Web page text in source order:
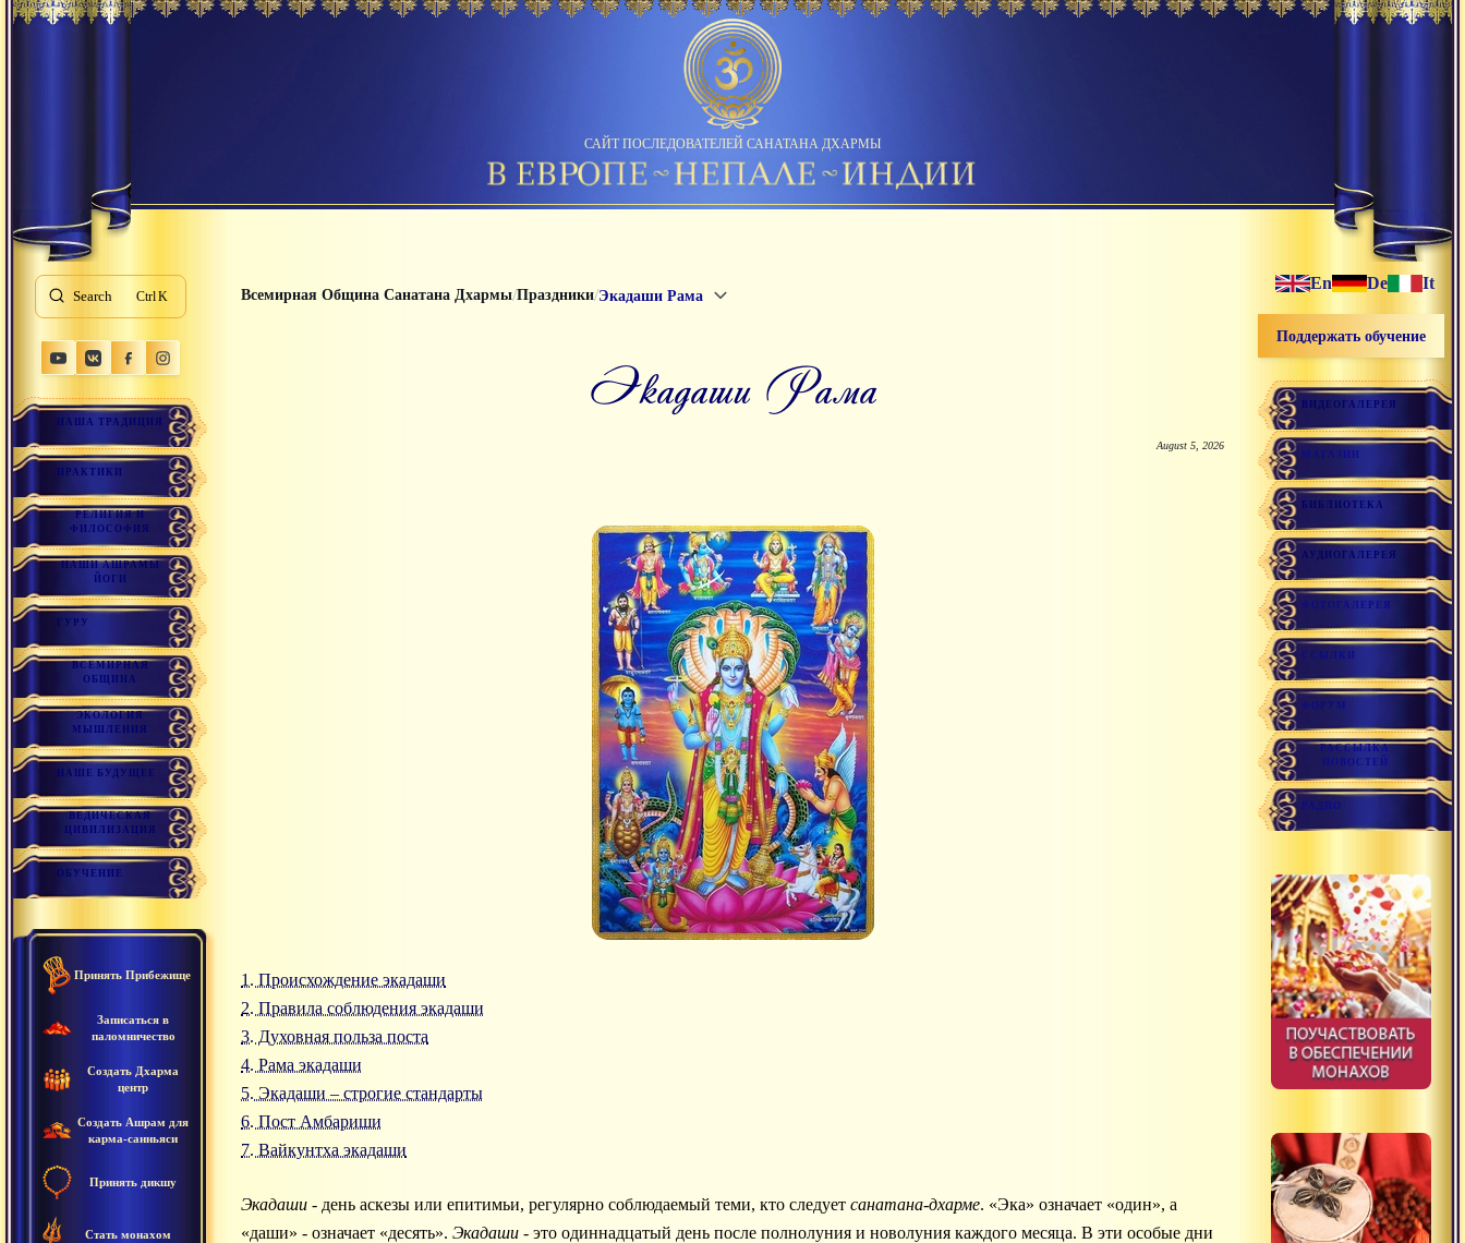
САЙТ ПОСЛЕДОВАТЕЛЕЙ САНАТАНА ДХАРМЫ
Search K
НАША ТРАДИЦИЯ
ПРАКТИКИ
РЕЛИГИЯ И
ФИЛОСОФИЯ
НАШИ АШРАМЫ
ЙОГИ
ГУРУ
ВСЕМИРНАЯ
ОБЩИНА
ЭКОЛОГИЯ
МЫШЛЕНИЯ
НАШЕ БУДУЩЕЕ
ВЕДИЧЕСКАЯ
ЦИВИЛИЗАЦИЯ
ОБУЧЕНИЕ
Принять Прибежище
Записаться в
паломничество
Создать Дхарма
центр
Создать Ашрам для
карма-санньяси
Принять дикшу
Стать монахом
Всемирная Община Санатана Дхармы/Праздники/Экадаши Рама
Экадаши Рама
August 5, 2026
1. Происхождение экадаши
2. Правила соблюдения экадаши
3. Духовная польза поста
4. Рама экадаши
5. Экадаши – строгие стандарты
6. Пост Амбариши
7. Вайкунтха экадаши
Экадаши - день аскезы или епитимьи, регулярно соблюдаемый теми, кто следует санатана-дхарме. «Эка» означает «один», а
«даши» - означает «десять». Экадаши - это одиннадцатый день после полнолуния и новолуния каждого месяца. В эти особые дни
En De It
Поддержать обучение
ВИДЕОГАЛЕРЕЯ
МАГАЗИН
БИБЛИОТЕКА
АУДИОГАЛЕРЕЯ
ФОТОГАЛЕРЕЯ
ССЫЛКИ
ФОРУМ
РАССЫЛКА
НОВОСТЕЙ
РАДИО